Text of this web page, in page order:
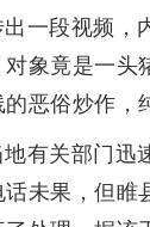
一段视频，
象竟是一
恶俗炒作，
有关部门迅
未果，但